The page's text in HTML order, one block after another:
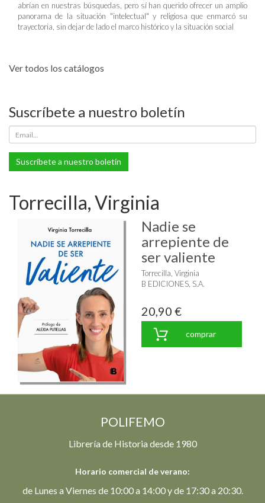
abrían en nuestras búsquedas, pero sí han querido ofrecer un amplio
panorama de la situación "intelectual" y religiosa que enmarcó su
trayectoria, sin dejar de lado el marco histórico y la situación social
Ver todos los catálogos
Suscríbete a nuestro boletín
Suscríbete a nuestro boletín
Torrecilla, Virginia
Nadie se
arrepiente de
ser valiente
Torrecilla, Virginia
B EDICIONES, S.A.
20,90 €
comprar
POLIFEMO
Librería de Historia desde 1980
Horario comercial de verano:
de Lunes a Viernes de 10:00 a 14:00 y de 17:30 a 20:30.